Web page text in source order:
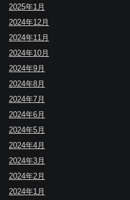
2025年1月
2024年12月
2024年11月
2024年10月
2024年9月
2024年8月
2024年7月
2024年6月
2024年5月
2024年4月
2024年3月
2024年2月
2024年1月